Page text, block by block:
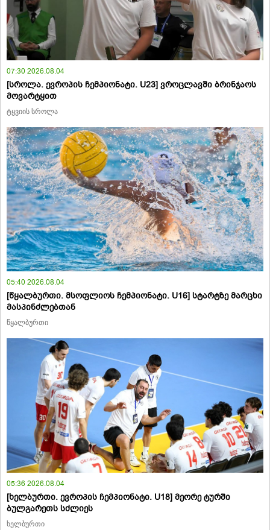
07:30 2026.08.04
[სროლა. ევროპის ჩემპიონატი. U23] ვროცლავში ბრინჯაოს
მოვარტყით
ტყვიის სროლა
05:40 2026.08.04
[წყალბურთი. მსოფლიოს ჩემპიონატი. U16] სტარტზე მარცხი
მასპინძლებთან
წყალბურთი
05:36 2026.08.04
[ხელბურთი. ევროპის ჩემპიონატი. U18] მეორე ტურში
ბულგარეთს სძლიეს
ხელბურთი